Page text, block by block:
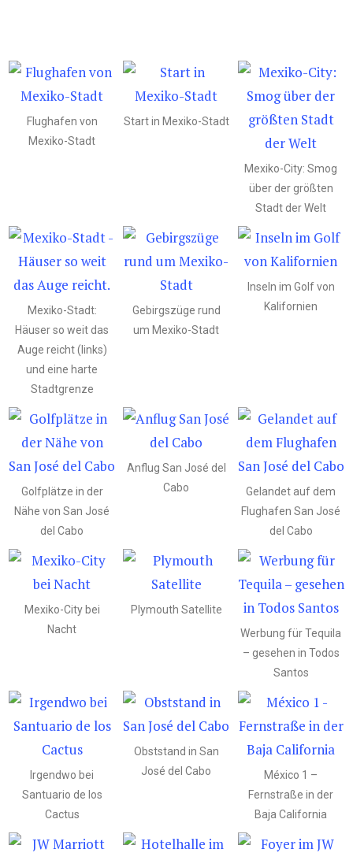
Flughafen von
Mexiko-Stadt
Start in Mexiko-Stadt
Mexiko-City: Smog
über der größten
Stadt der Welt
Mexiko-Stadt:
Häuser so weit das
Auge reicht (links)
und eine harte
Stadtgrenze
Gebirgszüge rund
um Mexiko-Stadt
Inseln im Golf von
Kalifornien
Golfplätze in der
Nähe von San José
del Cabo
Anflug San José del
Cabo
Gelandet auf dem
Flughafen San José
del Cabo
Mexiko-City bei
Nacht
Plymouth Satellite
Werbung für Tequila
– gesehen in Todos
Santos
Irgendwo bei
Santuario de los
Cactus
Obststand in San
José del Cabo
México 1 –
Fernstraße in der
Baja California